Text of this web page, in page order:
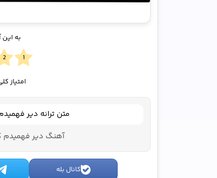
به
امتیاز
متن ترانه دیر
آهنگ دیر فهمیدم
کانال بله